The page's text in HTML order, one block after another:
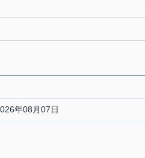
年08月07日